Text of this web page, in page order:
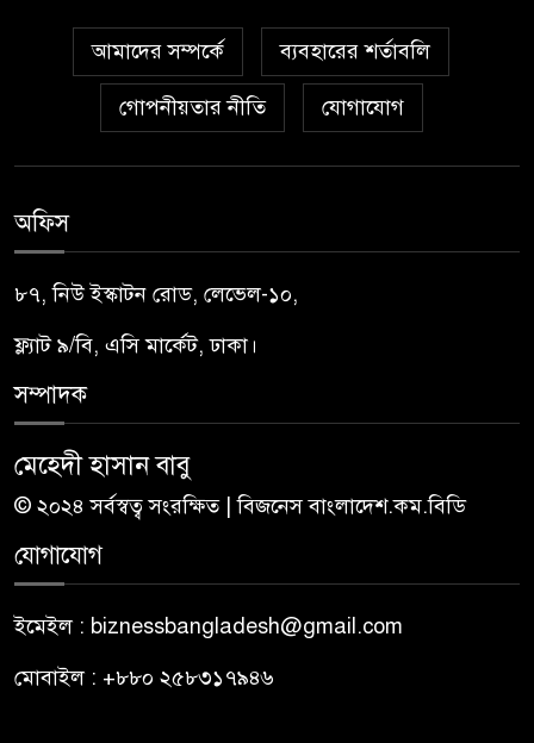
আমাদের সম্পর্কে ব্যবহারের শর্তাবলি
গোপনীয়তার নীতি যোগাযোগ
অফিস
৮৭, নিউ ইস্কাটন রোড, লেভেল-১০,
ফ্ল্যাট ৯/বি, এসি মার্কেট, ঢাকা।
সম্পাদক
মেহেদী হাসান বাবু
© ২০২৪ সর্বস্বত্ব সংরক্ষিত | বিজনেস বাংলাদেশ.কম.বিডি
যোগাযোগ
ইমেইল : biznessbangladesh@gmail.com
মোবাইল : +৮৮০ ২৫৮৩১৭৯৪৬